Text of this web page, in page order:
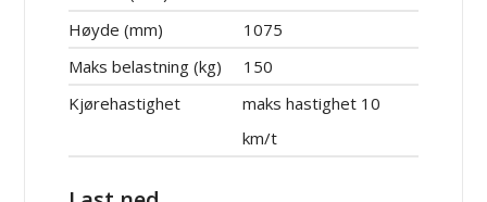
Høyde (mm)
1075
Maks belastning (kg)
150
Kjørehastighet
maks hastighet 10
km/t